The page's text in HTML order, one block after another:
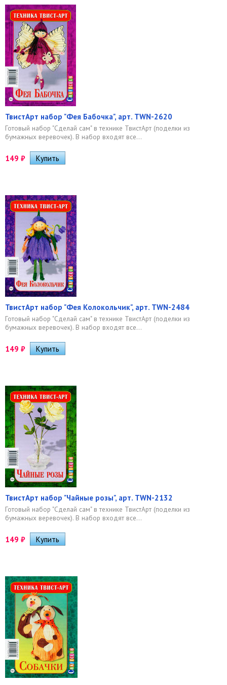
ТвистАрт набор "Фея Бабочка", арт. TWN-2620
Готовый набор "Сделай сам" в технике ТвистАрт (поделки из
бумажных веревочек). В набор входят все...
149 ₽
ТвистАрт набор "Фея Колокольчик", арт. TWN-2484
Готовый набор "Сделай сам" в технике ТвистАрт (поделки из
бумажных веревочек). В набор входят все...
149 ₽
ТвистАрт набор "Чайные розы", арт. TWN-2132
Готовый набор "Сделай сам" в технике ТвистАрт (поделки из
бумажных веревочек). В набор входят все...
149 ₽